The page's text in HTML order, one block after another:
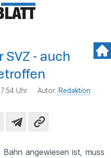
- auch
Uhr Autor: Redaktion
angewiesen ist, muss